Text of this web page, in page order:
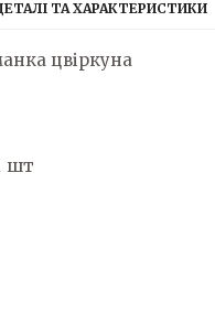
ТА ХАРАКТЕРИСТИКИ
цвіркуна
шт